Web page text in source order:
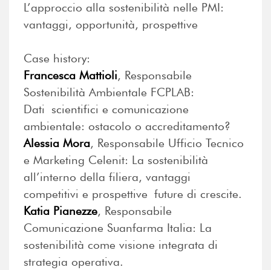
L’approccio alla sostenibilità nelle PMI:
vantaggi, opportunità, prospettive
Case history:
Francesca Mattioli, Responsabile
Sostenibilità Ambientale FCPLAB:
Dati scientifici e comunicazione
ambientale: ostacolo o accreditamento?
Alessia Mora, Responsabile Ufficio Tecnico
e Marketing Celenit: La sostenibilità
all’interno della filiera, vantaggi
competitivi e prospettive future di crescite.
Katia Pianezze, Responsabile
Comunicazione Suanfarma Italia: La
sostenibilità come visione integrata di
strategia operativa.